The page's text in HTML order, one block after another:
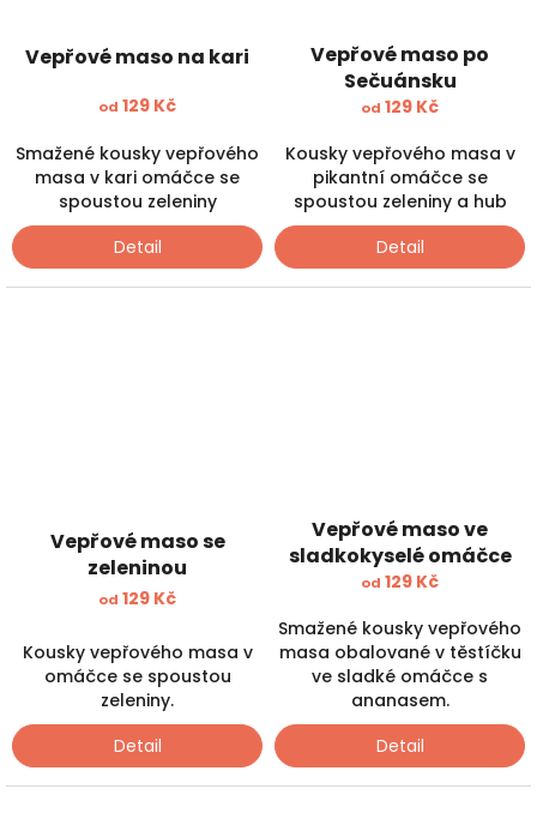
Vepřové maso na kari
od 129 Kč
Smažené kousky vepřového
masa v kari omáčce se
spoustou zeleniny
Detail
Vepřové maso po
Sečuánsku
od 129 Kč
Kousky vepřového masa v
pikantní omáčce se
spoustou zeleniny a hub
Detail
Vepřové maso se
zeleninou
od 129 Kč
Kousky vepřového masa v
omáčce se spoustou
zeleniny.
Detail
Vepřové maso ve
sladkokyselé omáčce
od 129 Kč
Smažené kousky vepřového
masa obalované v těstíčku
ve sladké omáčce s
ananasem.
Detail